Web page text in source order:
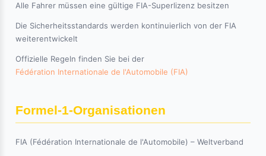
Alle Fahrer müssen eine gültige FIA-Superlizenz besitzen
Die Sicherheitsstandards werden kontinuierlich von der FIA
weiterentwickelt
Offizielle Regeln finden Sie bei der
Fédération Internationale de l'Automobile (FIA)
Formel-1-Organisationen
FIA (Fédération Internationale de l'Automobile) – Weltverband